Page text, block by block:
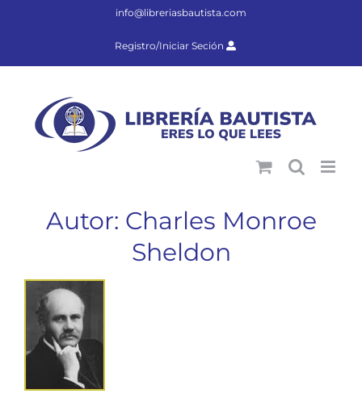
info@libreriasbautista.com
Registro/Iniciar Seción
Autor: Charles Monroe
Sheldon